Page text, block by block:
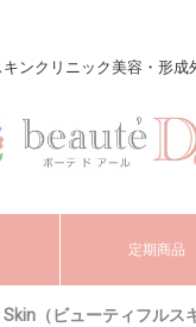
ンクリニック美容・形成
定期商品
Skin（ビューティフルス